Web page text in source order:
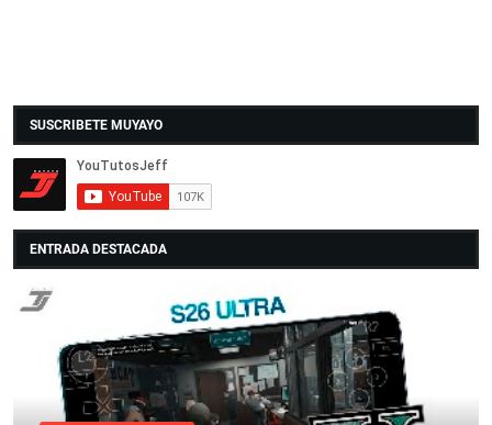
SUSCRIBETE MUYAYO
ENTRADA DESTACADA